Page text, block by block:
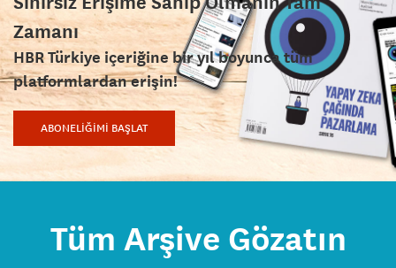
Zamanı
HBR Türkiye içeriğine bir yıl boyunca tüm
platformlardan erişin!
ABONELİĞİMİ BAŞLAT
Tüm Arşive Gözatın